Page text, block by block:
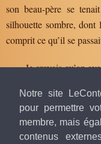
Notre site
pour permettre
membre, mais
contenus
son beau-père se
silhouette sombre,
comprit ce qu’il se
« Je croyais qu’on
Texte publié